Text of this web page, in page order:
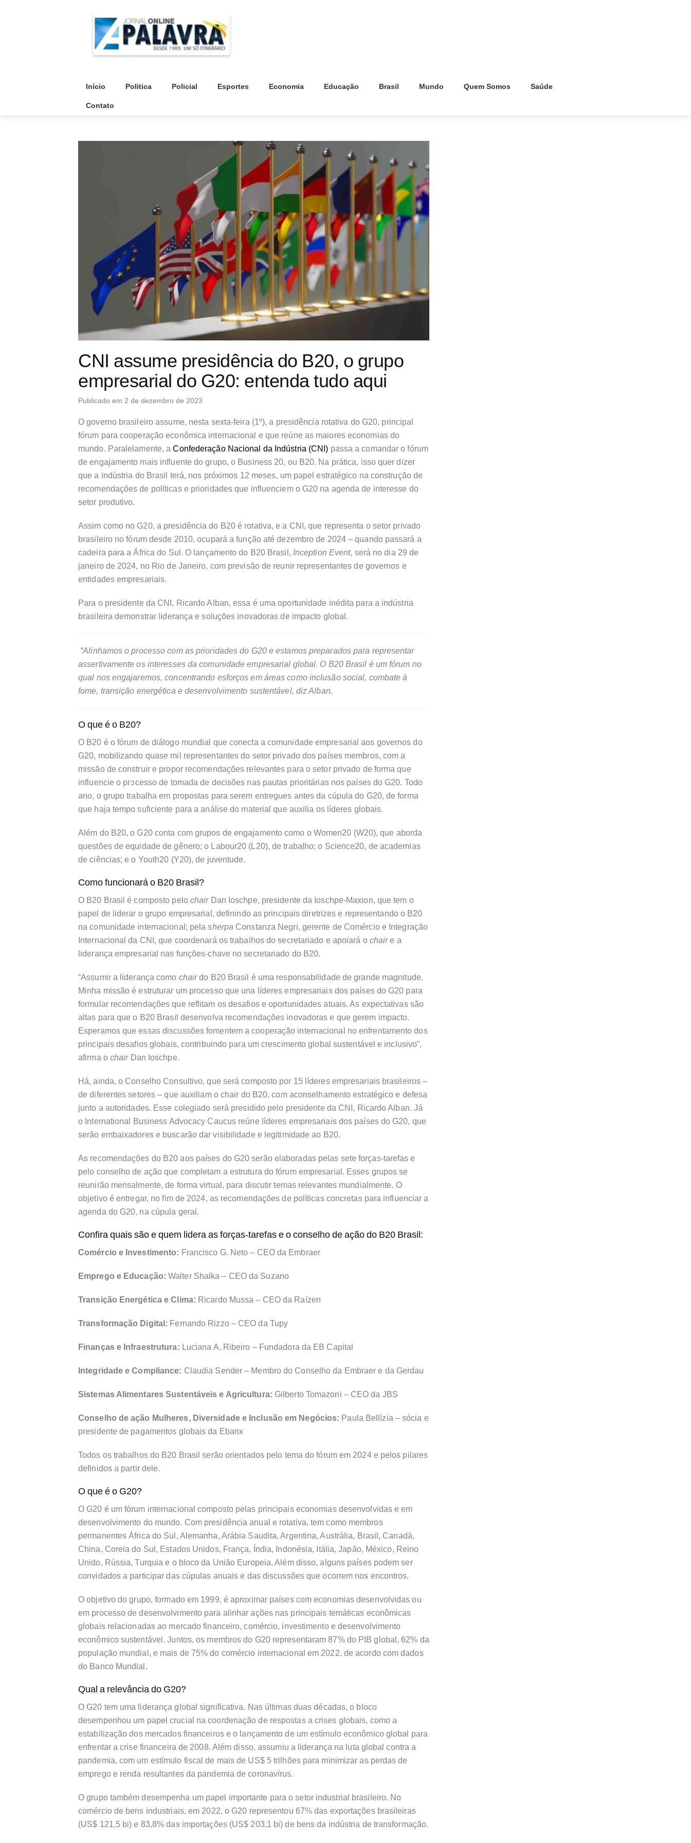
Início Politica Policial Esportes Economia Educação Brasil Mundo Quem Somos Saúde
Contato
CNI assume presidência do B20, o grupo
empresarial do G20: entenda tudo aqui
Publicado em 2 de dezembro de 2023
O governo brasileiro assume, nesta sexta-feira (1º), a presidência rotativa do G20, principal
fórum para cooperação econômica internacional e que reúne as maiores economias do
mundo. Paralelamente, aConfederação Nacional da Indústria (CNI) passa a comandar o fórum
de engajamento mais influente do grupo, o Business 20, ou B20. Na prática, isso quer dizer
que a indústria do Brasil terá, nos próximos 12 meses, um papel estratégico na construção de
recomendações de políticas e prioridades que influenciem o G20 na agenda de interesse do
setor produtivo.
Assim como no G20, a presidência do B20 é rotativa, e a CNI, que representa o setor privado
brasileiro no fórum desde 2010, ocupará a função até dezembro de 2024 – quando passará a
cadeira para a África do Sul. O lançamento do B20 Brasil, Inception Event, será no dia 29 de
janeiro de 2024, no Rio de Janeiro, com previsão de reunir representantes de governos e
entidades empresariais.
Para o presidente da CNI, Ricardo Alban, essa é uma oportunidade inédita para a indústria
brasileira demonstrar liderança e soluções inovadoras de impacto global.
“Alinhamos o processo com as prioridades do G20 e estamos preparados para representar
assertivamente os interesses da comunidade empresarial global. O B20 Brasil é um fórum no
qual nos engajaremos, concentrando esforços em áreas como inclusão social, combate à
fome, transição energética e desenvolvimento sustentável, diz Alban.
O que é o B20?
O B20 é o fórum de diálogo mundial que conecta a comunidade empresarial aos governos do
G20, mobilizando quase mil representantes do setor privado dos países membros, com a
missão de construir e propor recomendações relevantes para o setor privado de forma que
influencie o processo de tomada de decisões nas pautas prioritárias nos países do G20. Todo
ano, o grupo trabalha em propostas para serem entregues antes da cúpula do G20, de forma
que haja tempo suficiente para a análise do material que auxilia os líderes globais.
Além do B20, o G20 conta com grupos de engajamento como o Women20 (W20), que aborda
questões de equidade de gênero; o Labour20 (L20), de trabalho; o Science20, de academias
de ciências; e o Youth20 (Y20), de juventude.
Como funcionará o B20 Brasil?
O B20 Brasil é composto pelo chair Dan Ioschpe, presidente da Ioschpe-Maxion, que tem o
papel de liderar o grupo empresarial, definindo as principais diretrizes e representando o B20
na comunidade internacional; pelasherpa Constanza Negri, gerente de Comércio e Integração
Internacional da CNI, que coordenará os trabalhos do secretariado e apoiará o chaire a
liderança empresarial nas funções-chave no secretariado do B20.
“Assumir a liderança como chairdo B20 Brasil é uma responsabilidade de grande magnitude.
Minha missão é estruturar um processo que una líderes empresariais dos países do G20 para
formular recomendações que reflitam os desafios e oportunidades atuais. As expectativas são
altas para que o B20 Brasil desenvolva recomendações inovadoras e que gerem impacto.
Esperamos que essas discussões fomentem a cooperação internacional no enfrentamento dos
principais desafios globais, contribuindo para um crescimento global sustentável e inclusivo”,
afirma o chair Dan Ioschpe.
Há, ainda, o Conselho Consultivo, que será composto por 15 líderes empresariais brasileiros –
de diferentes setores – que auxiliam o chair do B20, com aconselhamento estratégico e defesa
junto a autoridades. Esse colegiado será presidido pelo presidente da CNI, Ricardo Alban. Já
o International Business Advocacy Caucus reúne líderes empresariais dos países do G20, que
serão embaixadores e buscarão dar visibilidade e legitimidade ao B20.
As recomendações do B20 aos países do G20 serão elaboradas pelas sete forças-tarefas e
pelo conselho de ação que completam a estrutura do fórum empresarial. Esses grupos se
reunirão mensalmente, de forma virtual, para discutir temas relevantes mundialmente. O
objetivo é entregar, no fim de 2024, as recomendações de políticas concretas para influenciar a
agenda do G20, na cúpula geral.
Confira quais são e quem lidera as forças-tarefas e o conselho de ação do B20 Brasil:
Comércio e Investimento: Francisco G. Neto – CEO da Embraer
Emprego e Educação: Walter Shalka – CEO da Suzano
Transição Energética e Clima: Ricardo Mussa – CEO da Raízen
Transformação Digital: Fernando Rizzo – CEO da Tupy
Finanças e Infraestrutura: Luciana A. Ribeiro – Fundadora da EB Capital
Integridade e Compliance: Claudia Sender – Membro do Conselho da Embraer e da Gerdau
Sistemas Alimentares Sustentáveis e Agricultura: Gilberto Tomazoni – CEO da JBS
Conselho de ação Mulheres, Diversidade e Inclusão em Negócios: Paula Bellízia – sócia e
presidente de pagamentos globais da Ebanx
Todos os trabalhos do B20 Brasil serão orientados pelo tema do fórum em 2024 e pelos pilares
definidos a partir dele.
O que é o G20?
O G20 é um fórum internacional composto pelas principais economias desenvolvidas e em
desenvolvimento do mundo. Com presidência anual e rotativa, tem como membros
permanentes África do Sul, Alemanha, Arábia Saudita, Argentina, Austrália, Brasil, Canadá,
China, Coreia do Sul, Estados Unidos, França, Índia, Indonésia, Itália, Japão, México, Reino
Unido, Rússia, Turquia e o bloco da União Europeia. Além disso, alguns países podem ser
convidados a participar das cúpulas anuais e das discussões que ocorrem nos encontros.
O objetivo do grupo, formado em 1999, é aproximar países com economias desenvolvidas ou
em processo de desenvolvimento para alinhar ações nas principais temáticas econômicas
globais relacionadas ao mercado financeiro, comércio, investimento e desenvolvimento
econômico sustentável. Juntos, os membros do G20 representaram 87% do PIB global, 62% da
população mundial, e mais de 75% do comércio internacional em 2022, de acordo com dados
do Banco Mundial.
Qual a relevância do G20?
O G20 tem uma liderança global significativa. Nas últimas duas décadas, o bloco
desempenhou um papel crucial na coordenação de respostas a crises globais, como a
estabilização dos mercados financeiros e o lançamento de um estímulo econômico global para
enfrentar a crise financeira de 2008. Além disso, assumiu a liderança na luta global contra a
pandemia, com um estímulo fiscal de mais de US$ 5 trilhões para minimizar as perdas de
emprego e renda resultantes da pandemia de coronavírus.
O grupo também desempenha um papel importante para o setor industrial brasileiro. No
comércio de bens industriais, em 2022, o G20 representou 67% das exportações brasileiras
(US$ 121,5 bi) e 83,8% das importações (US$ 203,1 bi) de bens da indústria de transformação.